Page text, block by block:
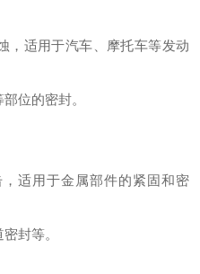
，适用于汽车、摩托车等发动
位的密封。
适用于金属部件的紧固和密
封等。